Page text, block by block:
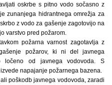
oskrbe s pitno vodo sočasno z
zunanjega hidrantnega omrežja za
z vodo za gašenje zagotovijo na
varstvo pred požarom.
požarna varnost zagotavlja z
požarov, ki ni del javnega
ločeno od javnega vodovoda. S
napajanje požarnega bazena.
poškodb javnega vodovoda, zaradi